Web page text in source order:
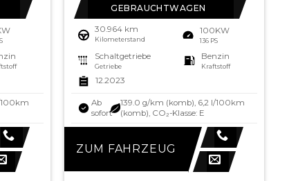
100km
GEBRAUCHTWAGEN
30.964 km
Kilometerstand
100KW
136 PS
Schaltgetriebe
Getriebe
Benzin
Kraftstoff
12.2023
Ab
sofort
139.0 g/km (komb), 6,2 l/100km
(komb), CO₂-Klasse: E
ZUM FAHRZEUG